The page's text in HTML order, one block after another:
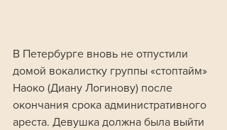
В Петербурге вновь не отпустили
домой вокалистку группы «стоптайм»
Наоко (Диану Логинову) после
окончания срока административного
ареста. Девушка должна была выйти